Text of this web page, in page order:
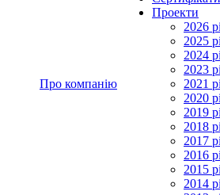
Про компанію
Проекти
2026
2025
2024
2023
2021
2020
2019
2018
2017
2016
2015
2014